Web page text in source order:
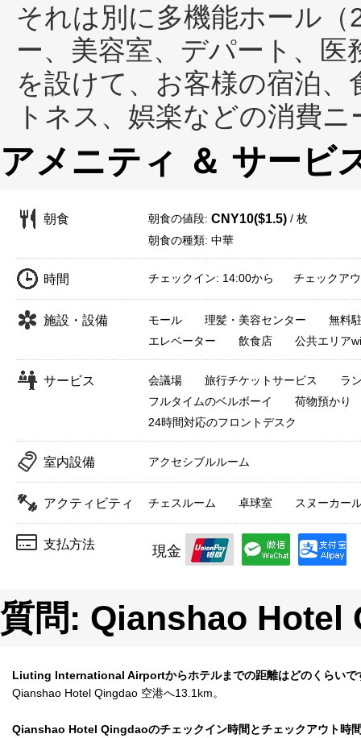
それは別に多機能ホール
ー、美容室、デパート、
を設けて、お客様の宿泊
トネス、娯楽などの消費
アメニティ ＆ サービ
朝食 朝食の値段: CNY10($1.5) / 枚
朝食の種類: 中華
時間 チェックイン: 14:00から チェックアウ
施設・設備 モール 理髪・美容センター
無料
エレベーター
飲食店 公共エリア
サービス 会議場 旅行チケットサービス
ラ
フルタイムのベルボーイ
荷物預かり
24時間対応のフロントデスク
室内設備 アクセシブルルーム
アクティビティ チェスルーム 卓球室 スヌーカー
支払方法 現金
質問: Qianshao Hotel
Liuting International Airportからホテルまでの距離はどのくらいで
Qianshao Hotel Qingdao 空港へ13.1km。
Qianshao Hotel Qingdaoのチェックイン時間とチェックアウト時